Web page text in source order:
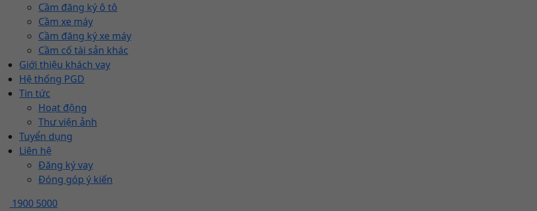
Cầm đăng ký ô tô
Cầm xe máy
Cầm đăng ký xe máy
Cầm cố tài sản khác
Giới thiệu khách vay
Hệ thống PGD
Tin tức
Hoạt động
Thư viện ảnh
Tuyển dụng
Liên hệ
Đăng ký vay
Đóng góp ý kiến
1900 5000